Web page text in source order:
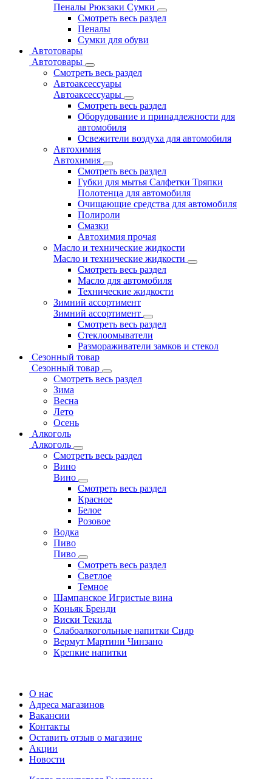
Пеналы Рюкзаки Сумки
Смотреть весь раздел
Пеналы
Сумки для обуви
Автотовары
Автотовары
Смотреть весь раздел
Автоаксессуары
Автоаксессуары
Смотреть весь раздел
Оборудование и принадлежности для
автомобиля
Освежители воздуха для автомобиля
Автохимия
Автохимия
Смотреть весь раздел
Губки для мытья Салфетки Тряпки
Полотенца для автомобиля
Очищающие средства для автомобиля
Полироли
Смазки
Автохимия прочая
Масло и технические жидкости
Масло и технические жидкости
Смотреть весь раздел
Масло для автомобиля
Технические жидкости
Зимний ассортимент
Зимний ассортимент
Смотреть весь раздел
Стеклоомыватели
Размораживатели замков и стекол
Сезонный товар
Сезонный товар
Смотреть весь раздел
Зима
Весна
Лето
Осень
Алкоголь
Алкоголь
Смотреть весь раздел
Вино
Вино
Смотреть весь раздел
Красное
Белое
Розовое
Водка
Пиво
Пиво
Смотреть весь раздел
Cветлое
Темное
Шампанское Игристые вина
Коньяк Бренди
Виски Текила
Слабоалкогольные напитки Сидр
Вермут Мартини Чинзано
Крепкие напитки
О нас
Адреса магазинов
Вакансии
Контакты
Оставить отзыв о магазине
Акции
Новости